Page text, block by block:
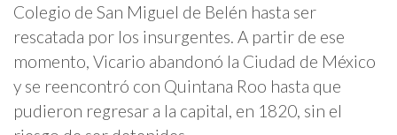
Colegio de San Miguel de Belén hasta ser
rescatada por los insurgentes. A partir de ese
momento, Vicario abandonó la Ciudad de México
y se reencontró con Quintana Roo hasta que
pudieron regresar a la capital, en 1820, sin el